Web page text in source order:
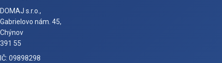
DOMAJ s.r.o.,
Gabrielovo nám. 45,
Chýnov
391 55
IČ: 09898298